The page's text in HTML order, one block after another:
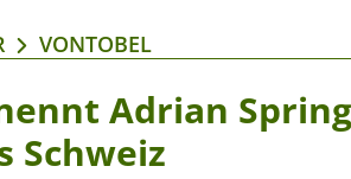
VONTOBEL
Adrian
Schweiz